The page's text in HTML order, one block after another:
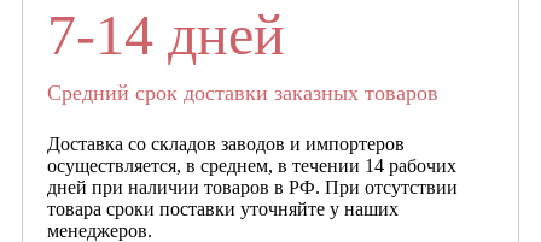
7-14 дней
Средний срок доставки заказных товаров
Доставка со складов заводов и импортеров
осуществляется, в среднем, в течении 14 рабочих
дней при наличии товаров в РФ. При отсутствии
товара сроки поставки уточняйте у наших
менеджеров.